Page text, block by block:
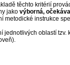
těchto kritérií
jako výborná,
metodické instrukce
jednotlivých oblastí